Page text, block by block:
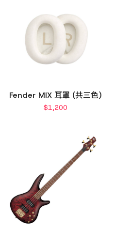
Fender MIX 耳罩 (共三色)
$1,200